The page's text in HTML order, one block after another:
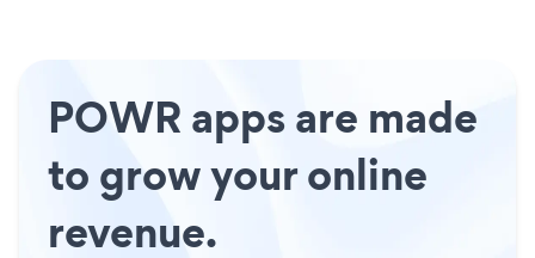
POWR apps are made
to grow your online
revenue.